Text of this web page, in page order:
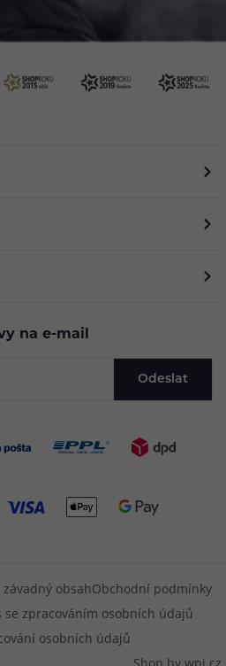
na e-mail
Odeslat
obsahObchodní podmínky
se zpracováním osobních údajů
osobních údajů